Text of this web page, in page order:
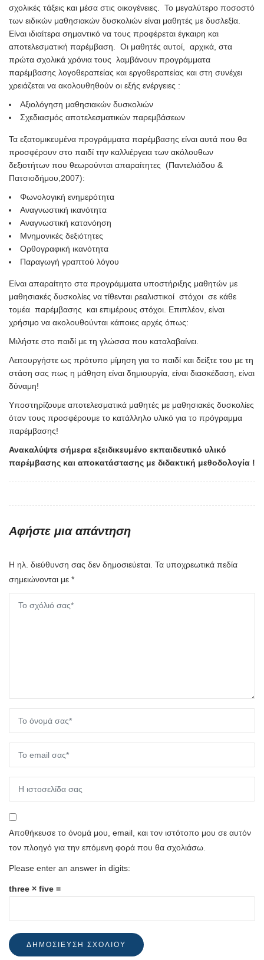
σχολικές τάξεις και μέσα στις οικογένειες. Το μεγαλύτερο ποσοστό
των ειδικών μαθησιακών δυσκολιών είναι μαθητές με δυσλεξία.
Είναι ιδιαίτερα σημαντικό να τους προφέρεται έγκαιρη και
αποτελεσματική παρέμβαση. Οι μαθητές αυτοί, αρχικά, στα
πρώτα σχολικά χρόνια τους λαμβάνουν προγράμματα
παρέμβασης λογοθεραπείας και εργοθεραπείας και στη συνέχει
χρειάζεται να ακολουθηθούν οι εξής ενέργειες :
Αξιολόγηση μαθησιακών δυσκολιών
Σχεδιασμός αποτελεσματικών παρεμβάσεων
Τα εξατομικευμένα προγράμματα παρέμβασης είναι αυτά που θα
προσφέρουν στο παιδί την καλλιέργεια των ακόλουθων
δεξιοτήτων που θεωρούνται απαραίτητες (Παντελιάδου &
Πατσιοδήμου,2007):
Φωνολογική ενημερότητα
Αναγνωστική ικανότητα
Αναγνωστική κατανόηση
Μνημονικές δεξιότητες
Ορθογραφική ικανότητα
Παραγωγή γραπτού λόγου
Είναι απαραίτητο στα προγράμματα υποστήριξης μαθητών με
μαθησιακές δυσκολίες να τίθενται ρεαλιστικοί στόχοι σε κάθε
τομέα παρέμβασης και επιμέρους στόχοι. Επιπλέον, είναι
χρήσιμο να ακολουθούνται κάποιες αρχές όπως:
Μιλήστε στο παιδί με τη γλώσσα που καταλαβαίνει.
Λειτουργήστε ως πρότυπο μίμηση για το παιδί και δείξτε του με τη
στάση σας πως η μάθηση είναι δημιουργία, είναι διασκέδαση, είναι
δύναμη!
Yποστηρίζουμε αποτελεσματικά μαθητές με μαθησιακές δυσκολίες
όταν τους προσφέρουμε το κατάλληλο υλικό για το πρόγραμμα
παρέμβασης!
Ανακαλύψτε σήμερα εξειδικευμένο εκπαιδευτικό υλικό
παρέμβασης και αποκατάστασης με διδακτική μεθοδολογία !
Αφήστε μια απάντηση
Η ηλ. διεύθυνση σας δεν δημοσιεύεται. Τα υποχρεωτικά πεδία
σημειώνονται με *
Αποθήκευσε το όνομά μου, email, και τον ιστότοπο μου σε αυτόν
τον πλοηγό για την επόμενη φορά που θα σχολιάσω.
Please enter an answer in digits:
three × five =